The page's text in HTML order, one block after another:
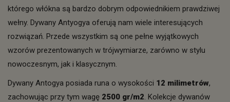
którego włókna są bardzo dobrym odpowiednikiem prawdziwej
wełny. Dywany Antyogya oferują nam wiele interesujących
rozwiązań. Przede wszystkim są one pełne wyjątkowych
wzorów prezentowanych w trójwymiarze, zarówno w stylu
nowoczesnym, jak i klasycznym.
Dywany Antogya posiada runa o wysokości 12 milimetrów,
zachowując przy tym wagę 2500 gr/m2. Kolekcje dywanów